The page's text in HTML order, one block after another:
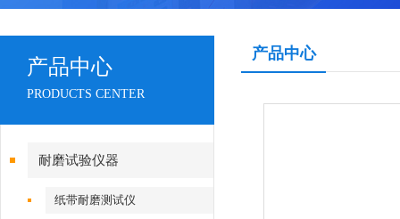
产品中心
PRODUCTS CENTER
耐磨试验仪器
纸带耐磨测试仪
产品中心